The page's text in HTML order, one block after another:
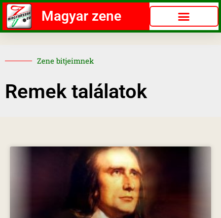
Magyar zene
Zene bitjeimnek
Remek találatok